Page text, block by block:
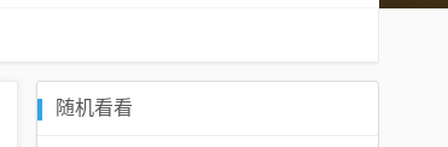
随机看看